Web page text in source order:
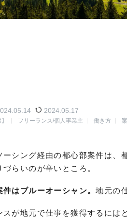
2024.05.17
フリーランス/個人事業主 働き方
シング経由の都心部案件は、
らいのが辛いところ。
件はブルーオーシャン。地元の
が地元で仕事を獲得するには